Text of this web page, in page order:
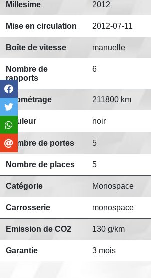
Millesime 2012
Mise en circulation 2012-07-11
Boîte de vitesse manuelle
Nombre de
rapports
6
Kilométrage 211800 km
Couleur noir
Nombre de portes 5
Nombre de places 5
Catégorie Monospace
Carrosserie monospace
Emission de CO2 130 g/km
Garantie 3 mois